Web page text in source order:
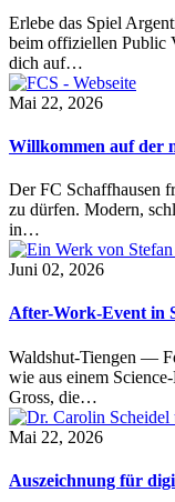
Erlebe das Spiel
beim offiziellen Public
dich auf…
Mai 22, 2026
Willkommen auf der
Der FC Schaffhausen
zu dürfen. Modern,
in…
Juni 02, 2026
After-Work-Event in
Waldshut-Tiengen —
wie aus einem
Gross, die…
Mai 22, 2026
Auszeichnung für